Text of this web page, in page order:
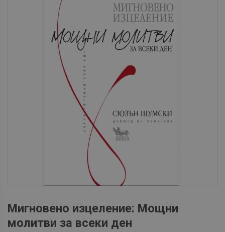
Мигновено изцеление: Мощни
молитви за всеки ден